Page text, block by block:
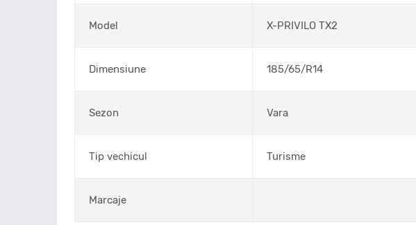
Model X-PRIVILO TX2
Dimensiune 185/65/R14
Sezon Vara
Tip vechicul Turisme
Marcaje